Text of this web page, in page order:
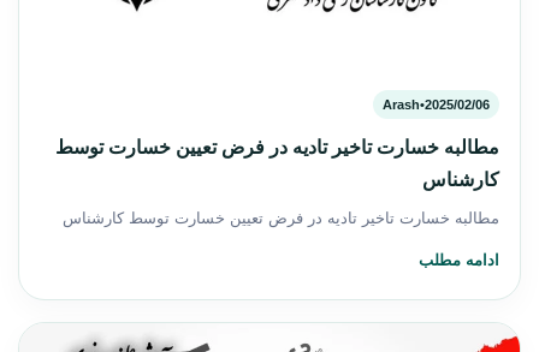
2025/02/06
•
Arash
مطالبه خسارت تاخیر تادیه در فرض تعیین خسارت توسط
کارشناس
مطالبه خسارت تاخیر تادیه در فرض تعیین خسارت توسط کارشناس
ادامه مطلب